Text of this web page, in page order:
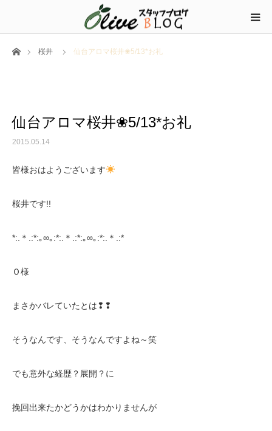
ホーム桜井 仙台アロマ桜井❀5/13*お礼
仙台アロマ桜井❀5/13*お礼
2015.05.14
皆様おはようございます
桜井です!!
*:.＊.:*:｡∞｡:*:.＊.:*:｡∞｡:*:.＊.:*
Ｏ様
まさかバレていたとは❢❢
そうなんです、そうなんですよね～笑
でも意外な経歴？展開？に
挽回出来たかどうかはわかりませんが